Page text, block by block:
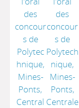
des
concour
s de
Polytec
hnique,
Mines-
Ponts,
Central
des
concour
s de
Polytech
nique,
Mines-
Ponts,
Centrale